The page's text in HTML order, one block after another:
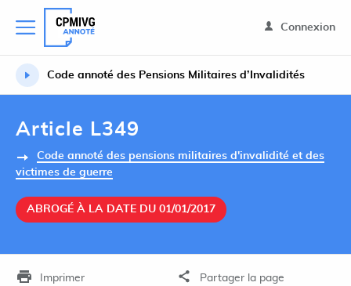
Connexion
Code annoté des Pensions Militaires d’Invalidités
Article L349
Code annoté des pensions militaires d'invalidité et des
victimes de guerre
ABROGÉ À LA DATE DU 01/01/2017
Imprimer Partager la page